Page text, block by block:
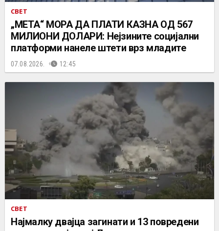
СВЕТ
„МЕТА“ МОРА ДА ПЛАТИ КАЗНА ОД 567
МИЛИОНИ ДОЛАРИ: Нејзините социјални
платформи нанеле штети врз младите
07.08.2026. 12:45
СВЕТ
Најмалку двајца загинати и 13 повредени